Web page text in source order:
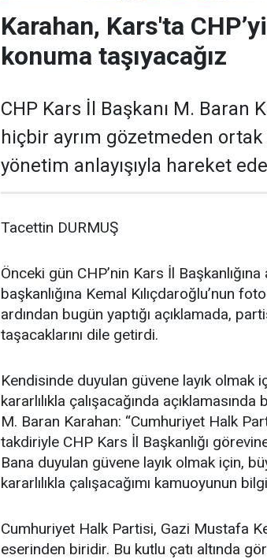
Karahan, Kars'ta
konuma taşıyacağız
CHP Kars İl Başkanı M. Baran
hiçbir ayrım gözetmeden ortak
yönetim anlayışıyla hareket
Tacettin DURMUŞ
Önceki gün CHP’nin Kars İl
başkanlığına Kemal Kılıçdaroğlu’nun
ardından bugün yaptığı açıklamada,
taşacaklarını dile getirdi.
Kendisinde duyulan güvene layık olmak
kararlılıkla çalışacağında
M. Baran Karahan: “Cumhuriyet Halk
takdiriyle CHP Kars İl Başkanlığı
Bana duyulan güvene layık olmak için,
kararlılıkla çalışacağımı kamuoyunun
Cumhuriyet Halk Partisi, Gazi Mustafa
eserinden biridir. Bu kutlu çatı altında